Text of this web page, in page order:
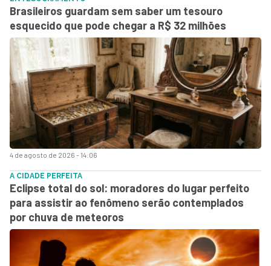
4 de agosto de 2026 - 14:06
Brasileiros guardam sem saber um tesouro
esquecido que pode chegar a R$ 32 milhões
A CIDADE PERFEITA
Eclipse total do sol: moradores do lugar perfeito
para assistir ao fenômeno serão contemplados
por chuva de meteoros